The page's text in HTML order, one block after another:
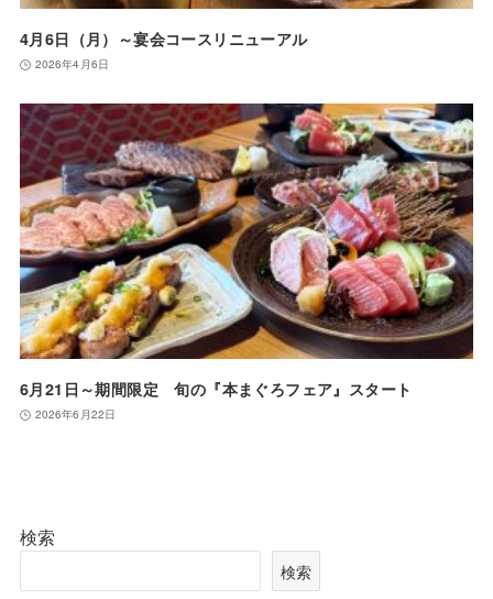
4月6日（月）～宴会コースリニューアル
2026年4月6日
6月21日～期間限定 旬の『本まぐろフェア』スタート
2026年6月22日
検索
検索